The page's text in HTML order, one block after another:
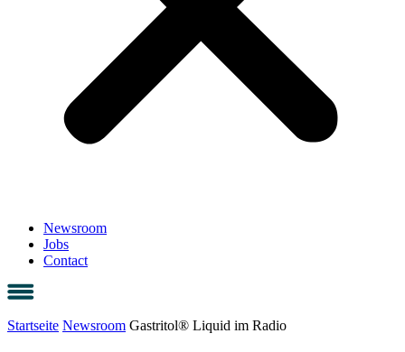
Newsroom
Jobs
Contact
Startseite Newsroom Gastritol® Liquid im Radio